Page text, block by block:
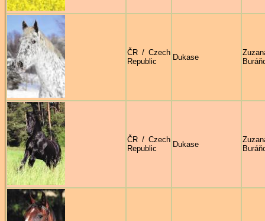
ČR / Czech
Republic
Dukase
ČR / Czech
Republic
Dukase